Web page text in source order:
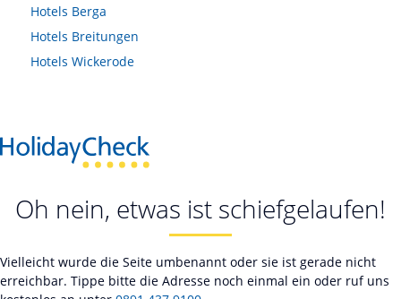
Hotels Berga
Hotels Breitungen
Hotels Wickerode
Oh nein, etwas ist schiefgelaufen!
Vielleicht wurde die Seite umbenannt oder sie ist gerade nicht
erreichbar. Tippe bitte die Adresse noch einmal ein oder ruf uns